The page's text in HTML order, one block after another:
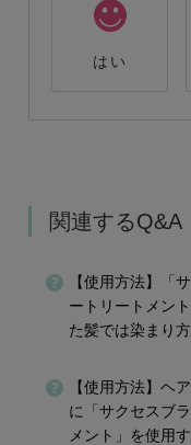
はい
関連するQ&A
【使用方法】「
ートリートメン
た髪では染まり
【使用方法】ヘ
に「サクセスブ
メント」を使用